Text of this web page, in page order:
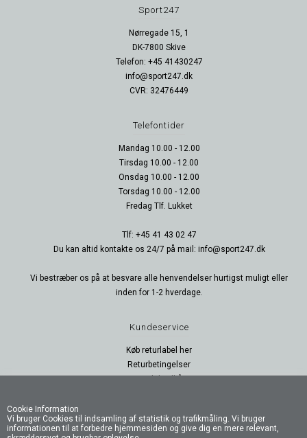
Cookie Information
Vi bruger Cookies til indsamling af statistik og trafikmåling. Vi bruger
informationen til at forbedre hjemmesiden og give dig en mere relevant,
Sport247
Nørregade 15, 1
DK-7800 Skive
Telefon: +45 41430247
info@sport247.dk
CVR: 32476449
Telefontider
Mandag 10.00 - 12.00
Tirsdag 10.00 - 12.00
Onsdag 10.00 - 12.00
Torsdag 10.00 - 12.00
Fredag Tlf. Lukket
Tlf: +45 41 43 02 47
Du kan altid kontakte os 24/7 på mail: info@sport247.dk
Vi bestræber os på at besvare alle henvendelser hurtigst muligt eller
inden for 1-2 hverdage.
Kundeservice
Køb returlabel her
Returbetingelser
B2B Log ud